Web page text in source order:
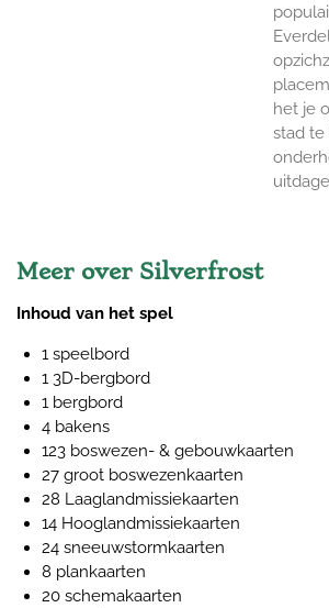
het je
stad
Meer over Silverfrost
Inhoud van het spel
1 speelbord
1 3D-bergbord
1 bergbord
4 bakens
123 boswezen- & gebouwkaarten
27 groot boswezenkaarten
28 Laaglandmissiekaarten
14 Hooglandmissiekaarten
24 sneeuwstormkaarten
8 plankaarten
20 schemakaarten